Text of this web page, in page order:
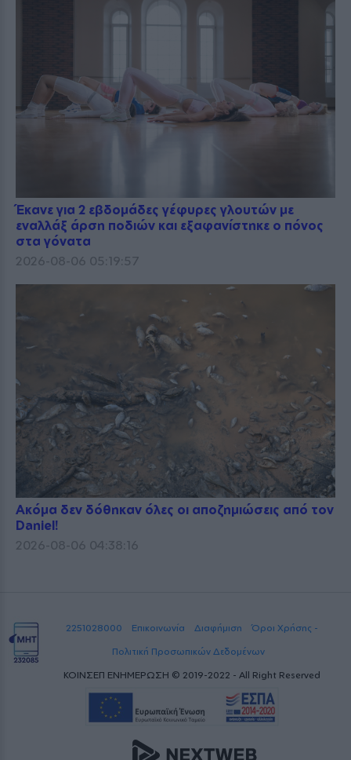
Έκανε για 2 εβδομάδες γέφυρες γλουτών με
εναλλάξ άρση ποδιών και εξαφανίστηκε ο πόνος
στα γόνατα
2026-08-06 05:19:57
Ακόμα δεν δόθηκαν όλες οι αποζημιώσεις από τον
Daniel!
2026-08-06 04:38:16
2251028000 Επικοινωνία Διαφήμιση
Όροι Χρήσης -
Πολιτική Προσωπικών Δεδομένων
ΚΟΙΝΣΕΠ ΕΝΗΜΕΡΩΣΗ © 2019-2022 - All Right Reserved